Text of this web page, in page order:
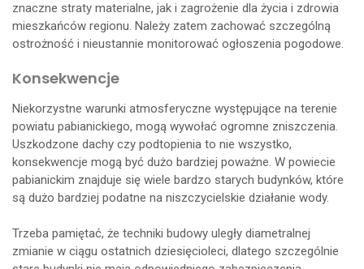
znaczne straty materialne, jak i zagrożenie dla życia i zdrowia
mieszkańców regionu. Należy zatem zachować szczególną
ostrożność i nieustannie monitorować ogłoszenia pogodowe.
Konsekwencje
Niekorzystne warunki atmosferyczne występujące na terenie
powiatu pabianickiego, mogą wywołać ogromne zniszczenia.
Uszkodzone dachy czy podtopienia to nie wszystko,
konsekwencje mogą być dużo bardziej poważne. W powiecie
pabianickim znajduje się wiele bardzo starych budynków, które
są dużo bardziej podatne na niszczycielskie działanie wody.
Trzeba pamiętać, że techniki budowy uległy diametralnej
zmianie w ciągu ostatnich dziesięcioleci, dlatego szczególnie